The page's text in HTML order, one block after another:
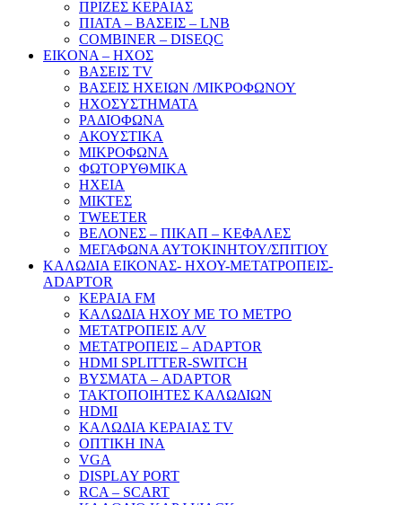
ΠΡΙΖΕΣ ΚΕΡΑΙΑΣ
ΠΙΑΤΑ – ΒΑΣΕΙΣ – LNB
COMBINER – DISEQC
EIKONA – ΗΧΟΣ
ΒΑΣΕΙΣ TV
ΒΑΣΕΙΣ ΗΧΕΙΩΝ /ΜΙΚΡΟΦΩΝΟΥ
ΗΧΟΣΥΣΤΗΜΑΤΑ
ΡΑΔΙΟΦΩΝΑ
ΑΚΟΥΣΤΙΚΑ
ΜΙΚΡΟΦΩΝΑ
ΦΩΤΟΡΥΘΜΙΚΑ
ΗΧΕΙΑ
ΜΙΚΤΕΣ
TWEETER
ΒΕΛΟΝΕΣ – ΠΙΚΑΠ – ΚΕΦΑΛΕΣ
ΜΕΓΑΦΩΝΑ ΑΥΤΟΚΙΝΗΤΟΥ/ΣΠΙΤΙΟΥ
ΚΑΛΩΔΙΑ ΕΙΚΟΝΑΣ- ΗΧΟΥ-ΜΕΤΑΤΡΟΠΕΙΣ-
ADAPTOR
ΚΕΡΑΙΑ FM
ΚΑΛΩΔΙΑ ΗΧΟΥ ΜΕ ΤΟ ΜΕΤΡΟ
ΜΕΤΑΤΡΟΠΕΙΣ A/V
ΜΕΤΑΤΡΟΠΕΙΣ – ADAPTOR
HDMI SPLITTER-SWITCH
ΒΥΣΜΑΤΑ – ADAPTOR
ΤΑΚΤΟΠΟΙΗΤΕΣ ΚΑΛΩΔΙΩΝ
HDMI
ΚΑΛΩΔΙΑ ΚΕΡΑΙΑΣ TV
ΟΠΤΙΚΗ ΙΝΑ
VGA
DISPLAY PORT
RCA – SCART